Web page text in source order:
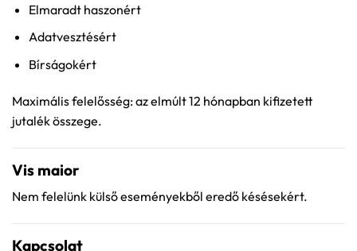
Elmaradt haszonért
Adatvesztésért
Bírságokért
Maximális felelősség: az elmúlt 12 hónapban kifizetett
jutalék összege.
Vis maior
Nem felelünk külső eseményekből eredő késésekért.
Kapcsolat